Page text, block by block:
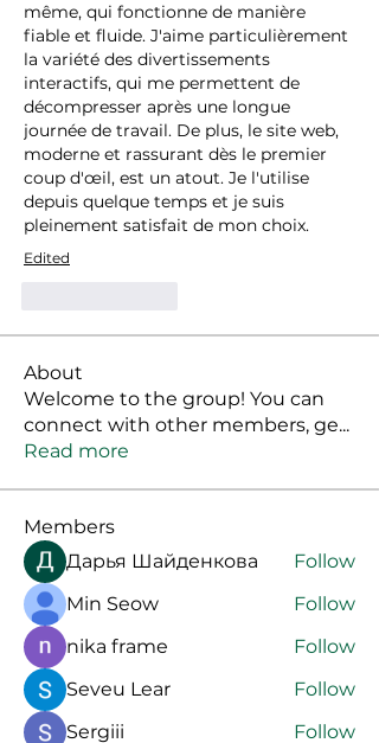
même, qui fonctionne de manière
fiable et fluide. J'aime particulièrement
la variété des divertissements
interactifs, qui me permettent de
décompresser après une longue
journée de travail. De plus, le site web,
moderne et rassurant dès le premier
coup d'œil, est un atout. Je l'utilise
depuis quelque temps et je suis
pleinement satisfait de mon choix.
Edited
About
Welcome to the group! You can
connect with other members, ge...
Read more
Members
Дарья Шайденкова
Follow
Min Seow
Follow
nika frame
Follow
Seveu Lear
Follow
Sergiii
Follow